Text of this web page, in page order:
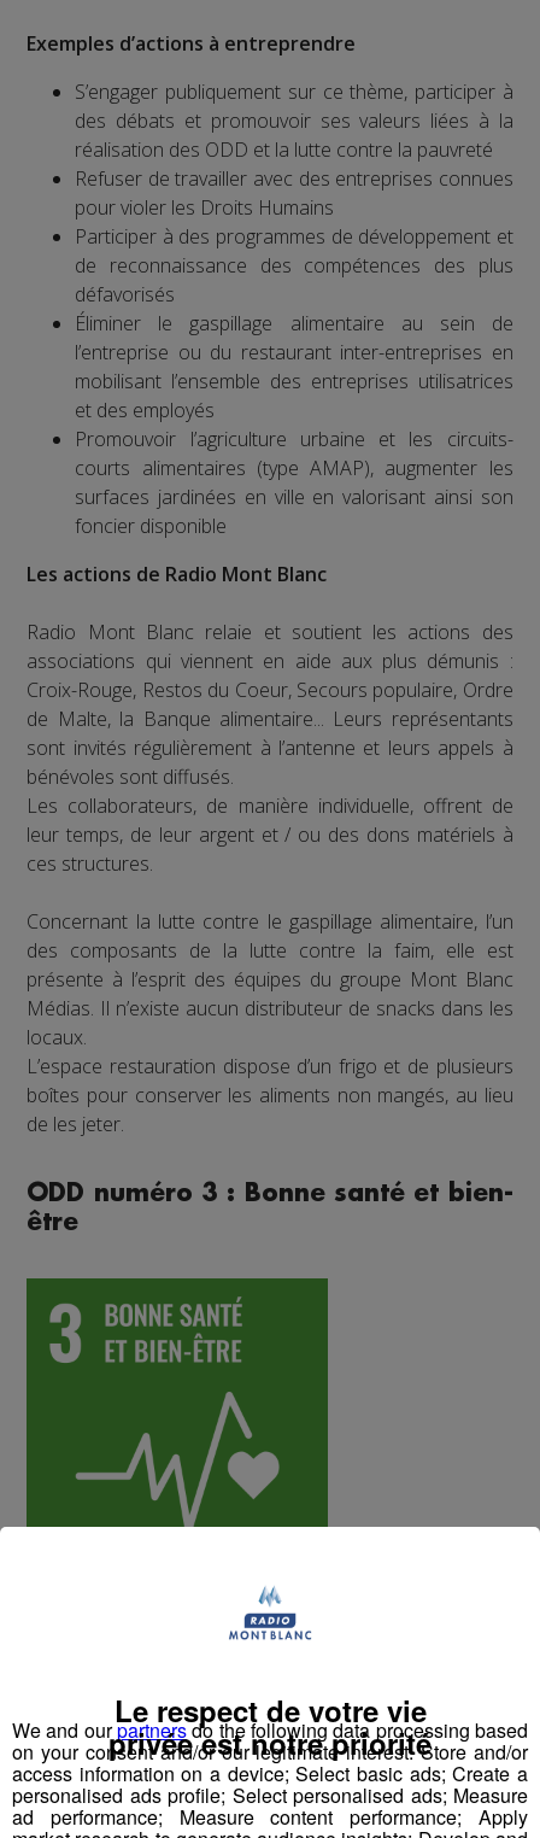
Exemples d’actions à entreprendre
S’engager publiquement sur ce thème, participer à
des débats et promouvoir ses valeurs liées à la
réalisation des ODD et la lutte contre la pauvreté
Refuser de travailler avec des entreprises connues
pour violer les Droits Humains
Participer à des programmes de développement et
de reconnaissance des compétences des plus
défavorisés
Éliminer le gaspillage alimentaire au sein de
l’entreprise ou du restaurant inter-entreprises en
mobilisant l’ensemble des entreprises utilisatrices
et des employés
Promouvoir l’agriculture urbaine et les circuits-
courts alimentaires (type AMAP), augmenter les
surfaces jardinées en ville en valorisant ainsi son
foncier disponible
Les actions de Radio Mont Blanc
Radio Mont Blanc relaie et soutient les actions des
associations qui viennent en aide aux plus démunis :
Croix-Rouge, Restos du Coeur, Secours populaire, Ordre
de Malte, la Banque alimentaire... Leurs représentants
sont invités régulièrement à l’antenne et leurs appels à
bénévoles sont diffusés.
Les collaborateurs, de manière individuelle, offrent de
leur temps, de leur argent et / ou des dons matériels à
ces structures.
Concernant la lutte contre le gaspillage alimentaire, l’un
des composants de la lutte contre la faim, elle est
présente à l’esprit des équipes du groupe Mont Blanc
Médias. Il n’existe aucun distributeur de snacks dans les
locaux.
L’espace restauration dispose d’un frigo et de plusieurs
boîtes pour conserver les aliments non mangés, au lieu
de les jeter.
ODD numéro 3 : Bonne santé et bien-
être
l’Organisation mondiale de la Santé, les accidents de
travail et les maladies professionnelles tuent chaque
année plus de 2,3 millions de personnes et a un coût
financier important, qui pèse sur toute la société.
En France, les salariés sont plus sujets au stress que
We and ourpartnersdo the following data processing based
on your consent and/or our legitimate interest: Store and/or
access information on a device; Select basic ads; Create a
personalised ads profile; Select personalised ads; Measure
ad performance; Measure content performance; Apply
Le respect de votre vie
privée est notre priorité